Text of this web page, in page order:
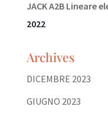
JACK A2B Lineare
2022
Archives
DICEMBRE 2023
GIUGNO 2023